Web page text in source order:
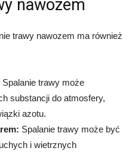
nawozem
trawy nawozem ma również
Spalanie trawy może
substancji do atmosfery,
azotu.
Spalanie trawy może być
i wietrznych